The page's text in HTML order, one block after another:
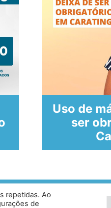
Uso de
ser
Desenvolvido por
repetidas. Ao
de